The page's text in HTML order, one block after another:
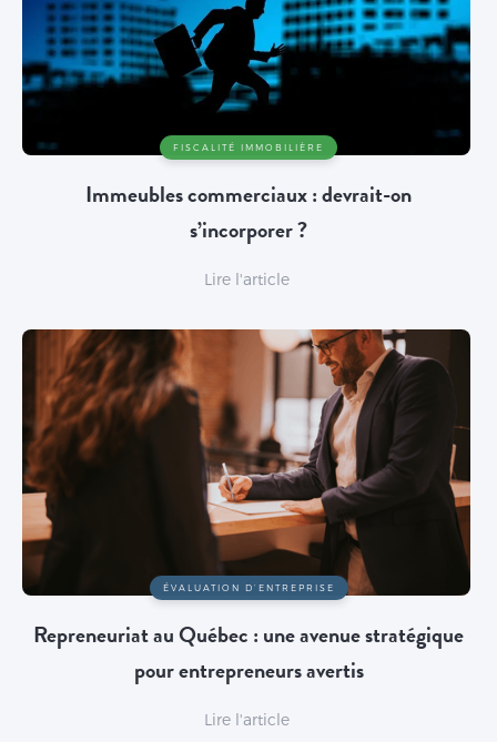
FISCALITÉ IMMOBILIÈRE
Immeubles commerciaux : devrait-on
s’incorporer ?
Lire l'article
ÉVALUATION D’ENTREPRISE
Repreneuriat au Québec : une avenue stratégique
pour entrepreneurs avertis
Lire l'article